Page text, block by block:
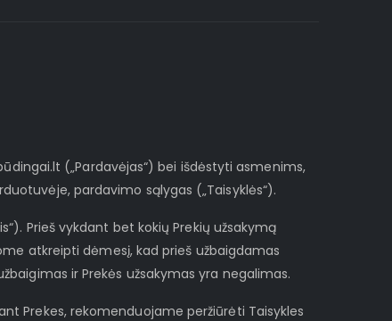
(„Pardavėjas“) bei išdėstyti asmenims,
pardavimo sąlygas („Taisyklės“).
Prieš vykdant bet kokių Prekių užsakymą
atkreipti dėmesį, kad prieš užbaigdamas
ir Prekės užsakymas yra negalimas.
Prekes, rekomenduojame peržiūrėti Taisykles